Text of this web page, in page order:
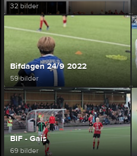
32 bilder
Bifdagen 24/9 2022
59 bilder
BIF - Gais
69 bilder